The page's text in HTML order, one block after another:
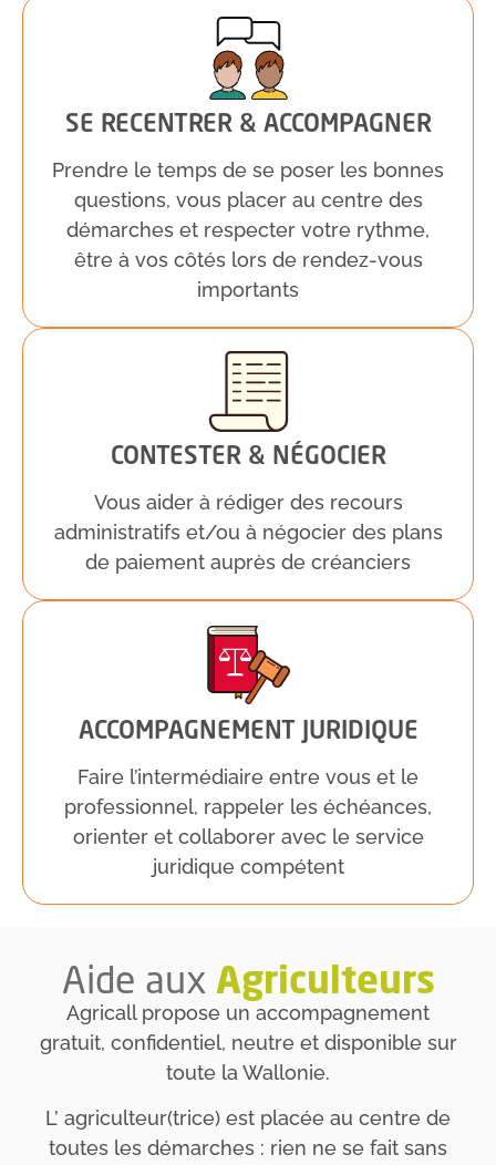
SE RECENTRER & ACCOMPAGNER
Prendre le temps de se poser les bonnes
questions, vous placer au centre des
démarches et respecter votre rythme,
être à vos côtés lors de rendez-vous
importants
ACCOMPAGNEMENT JURIDIQUE
Faire l’intermédiaire entre vous et le
professionnel, rappeler les échéances,
orienter et collaborer avec le service
juridique compétent
CONTESTER & NÉGOCIER
Vous aider à rédiger des recours
administratifs et/ou à négocier des plans
de paiement auprès de créanciers
Aide aux Agriculteurs
Agricall propose un accompagnement
gratuit, confidentiel, neutre et disponible sur
toute la Wallonie.
L’ agriculteur(trice) est placée au centre de
toutes les démarches : rien ne se fait sans